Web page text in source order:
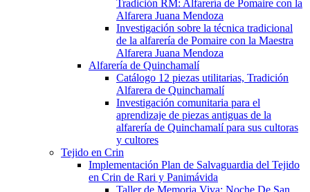
Tradición RM: Alfarería de Pomaire con la
Alfarera Juana Mendoza
Investigación sobre la técnica tradicional
de la alfarería de Pomaire con la Maestra
Alfarera Juana Mendoza
Alfarería de Quinchamalí
Catálogo 12 piezas utilitarias, Tradición
Alfarera de Quinchamalí
Investigación comunitaria para el
aprendizaje de piezas antiguas de la
alfarería de Quinchamalí para sus cultoras
y cultores
Tejido en Crin
Implementación Plan de Salvaguardia del Tejido
en Crin de Rari y Panimávida
Taller de Memoria Viva: Noche De San